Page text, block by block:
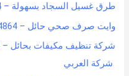
طرق غسيل السجاد بسهولة – 0551154864- شركة العربي
وايت صرف صحي حائل – 0551154864 اتصل بنا – شركة العربي
شركة العربي